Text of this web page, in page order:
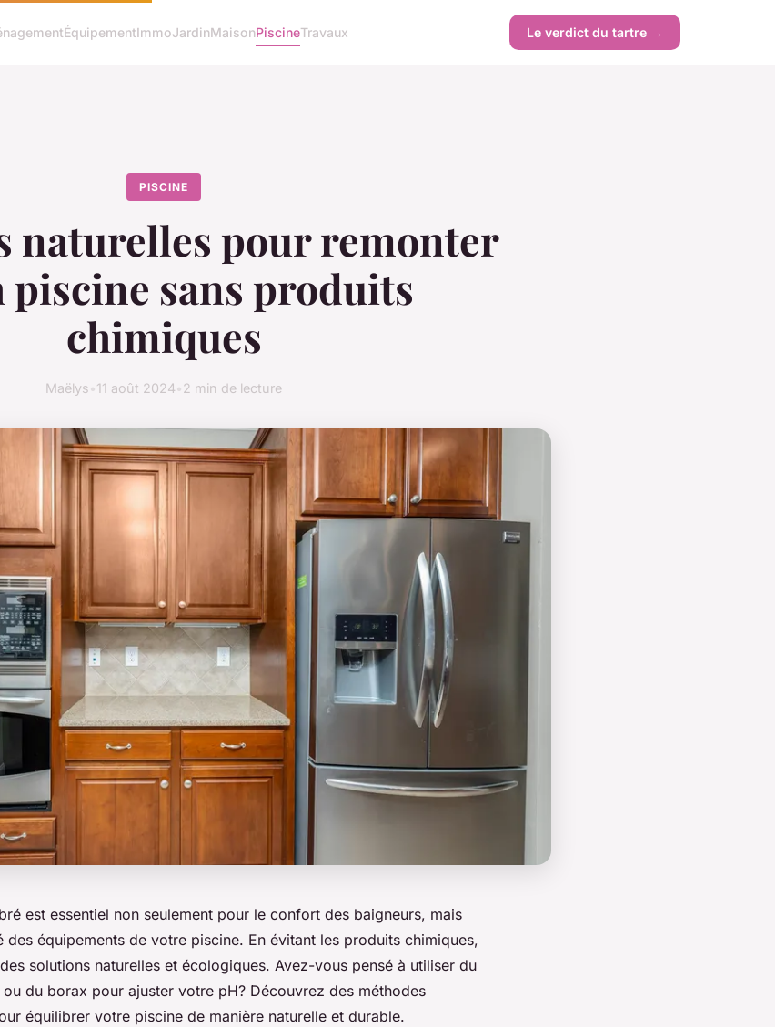
ÉquipementImmoJardinMaisonPiscineTravaux Le verdict du tartre →
PISCINE
naturelles pour remonter
piscine sans produits
chimiques
Maëlys 11 août 2024 2 min de lecture
est essentiel non seulement pour le confort des baigneurs, mais
des équipements de votre piscine. En évitant les produits chimiques,
solutions naturelles et écologiques. Avez-vous pensé à utiliser du
du borax pour ajuster votre pH? Découvrez des méthodes
équilibrer votre piscine de manière naturelle et durable.